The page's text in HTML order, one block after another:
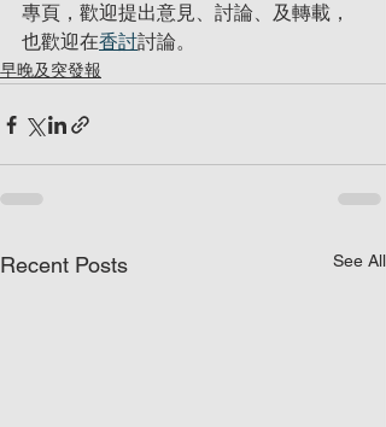
專頁，歡迎提出意見、討論、及轉載，
也歡迎在香討討論。
早晚及突發報
Recent Posts See All